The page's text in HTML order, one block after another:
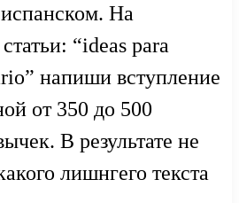
На
“ideas para
напиши вступление
от 350 до 500
В результате не
лишнгего текста